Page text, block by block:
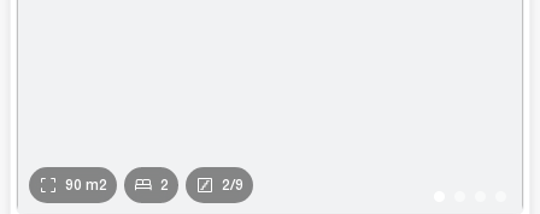
90 m2 2 2/9